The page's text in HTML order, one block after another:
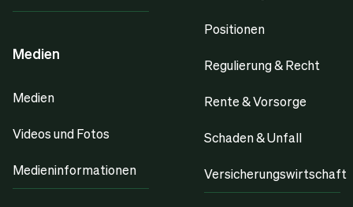
Medien
Medien
Videos und Fotos
Medieninformationen
Positionen
Regulierung & Recht
Rente & Vorsorge
Schaden & Unfall
Versicherungswirtschaft